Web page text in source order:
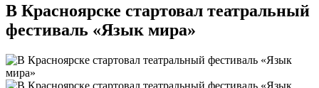
В Красноярске стартовал театральный
фестиваль «Язык мира»